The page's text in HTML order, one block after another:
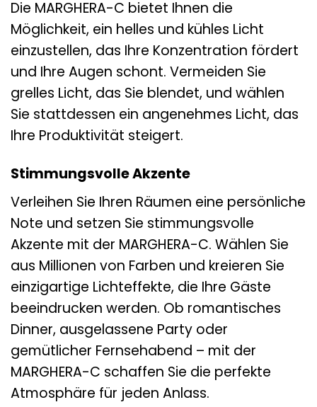
Die MARGHERA-C bietet Ihnen die
Möglichkeit, ein helles und kühles Licht
einzustellen, das Ihre Konzentration fördert
und Ihre Augen schont. Vermeiden Sie
grelles Licht, das Sie blendet, und wählen
Sie stattdessen ein angenehmes Licht, das
Ihre Produktivität steigert.
Stimmungsvolle Akzente
Verleihen Sie Ihren Räumen eine persönliche
Note und setzen Sie stimmungsvolle
Akzente mit der MARGHERA-C. Wählen Sie
aus Millionen von Farben und kreieren Sie
einzigartige Lichteffekte, die Ihre Gäste
beeindrucken werden. Ob romantisches
Dinner, ausgelassene Party oder
gemütlicher Fernsehabend – mit der
MARGHERA-C schaffen Sie die perfekte
Atmosphäre für jeden Anlass.